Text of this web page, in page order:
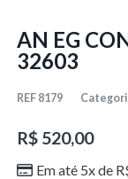
AN EG
32603
REF 8179
R$520,00
Em até 5x de